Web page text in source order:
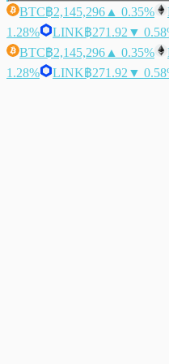
BTC฿2,145,296 ▲ 0.35%
1.28%
LINK฿271.92 ▼
BTC฿2,145,296 ▲ 0.35%
1.28%
LINK฿271.92 ▼